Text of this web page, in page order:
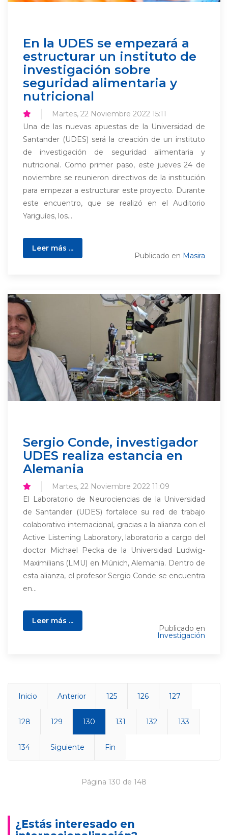
En la UDES se empezará a
estructurar un instituto de
investigación sobre
seguridad alimentaria y
nutricional
Martes, 22 Noviembre 2022 15:11
Una de las nuevas apuestas de la Universidad de
Santander (UDES) será la creación de un instituto
de investigación de seguridad alimentaria y
nutricional. Como primer paso, este jueves 24 de
noviembre se reunieron directivos de la institución
para empezar a estructurar este proyecto. Durante
este encuentro, que se realizó en el Auditorio
Yariguíes, los...
Leer más ...
Publicado en Masira
Sergio Conde, investigador
UDES realiza estancia en
Alemania
Martes, 22 Noviembre 2022 11:09
El Laboratorio de Neurociencias de la Universidad
de Santander (UDES) fortalece su red de trabajo
colaborativo internacional, gracias a la alianza con el
Active Listening Laboratory, laboratorio a cargo del
doctor Michael Pecka de la Universidad Ludwig-
Maximilians (LMU) en Múnich, Alemania. Dentro de
esta alianza, el profesor Sergio Conde se encuentra
en...
Leer más ...
Publicado en
Investigación
Inicio Anterior 125 126 127
128 129 130 131 132 133
134 Siguiente Fin
Página 130 de 148
¿Estás interesado en